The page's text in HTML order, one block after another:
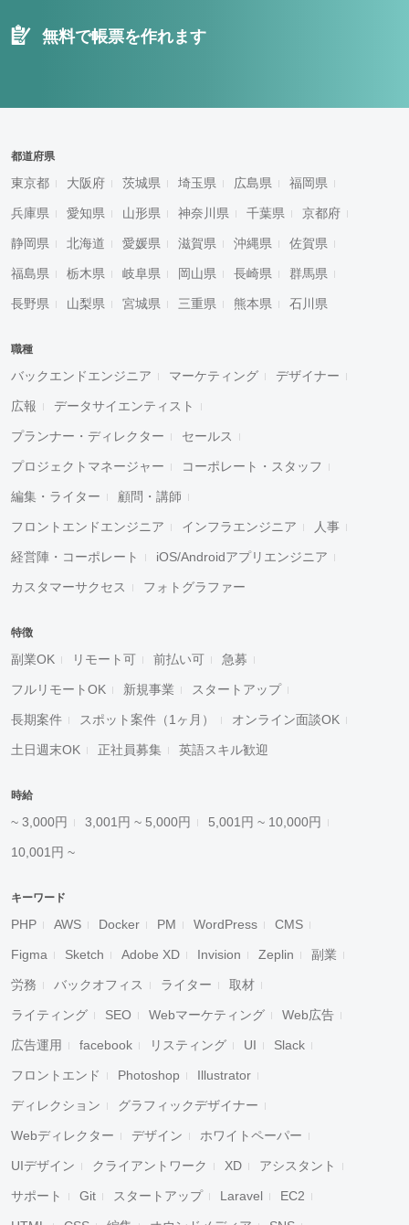
無料で帳票を作れます
都道府県
東京都 大阪府 茨城県 埼玉県 広島県 福岡県
兵庫県 愛知県 山形県 神奈川県 千葉県 京都府
静岡県 北海道 愛媛県 滋賀県 沖縄県 佐賀県
福島県 栃木県 岐阜県 岡山県 長崎県 群馬県
長野県 山梨県 宮城県 三重県 熊本県 石川県
職種
バックエンドエンジニア マーケティング デザイナー
広報 データサイエンティスト
プランナー・ディレクター セールス
プロジェクトマネージャー コーポレート・スタッフ
編集・ライター 顧問・講師
フロントエンドエンジニア インフラエンジニア 人事
経営陣・コーポレート iOS/Androidアプリエンジニア
カスタマーサクセス フォトグラファー
特徴
副業OK リモート可 前払い可 急募
フルリモートOK 新規事業 スタートアップ
長期案件 スポット案件（1ヶ月） オンライン面談OK
土日週末OK 正社員募集 英語スキル歓迎
時給
~ 3,000円 3,001円 ~ 5,000円 5,001円 ~ 10,000円
10,001円 ~
キーワード
PHP AWS Docker PM WordPress CMS
Figma Sketch Adobe XD Invision Zeplin 副業
労務 バックオフィス ライター 取材
ライティング SEO Webマーケティング Web広告
広告運用 facebook リスティング UI Slack
フロントエンド Photoshop Illustrator
ディレクション グラフィックデザイナー
Webディレクター デザイン ホワイトペーパー
UIデザイン クライアントワーク XD アシスタント
サポート Git スタートアップ Laravel EC2